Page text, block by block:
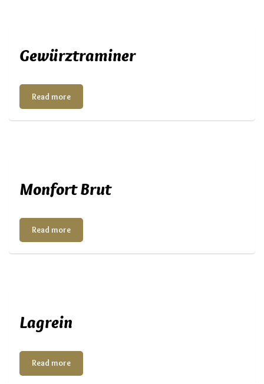
Gewürztraminer
Read more
Monfort Brut
Read more
Lagrein
Read more